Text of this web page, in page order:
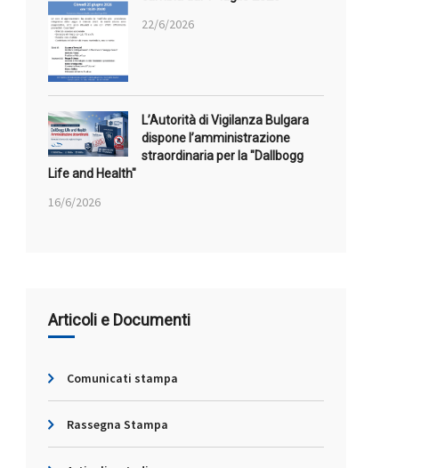
22/6/2026
L’Autorità di Vigilanza Bulgara
dispone l’amministrazione
straordinaria per la "Dallbogg
Life and Health"
16/6/2026
Articoli e Documenti
Comunicati stampa
Rassegna Stampa